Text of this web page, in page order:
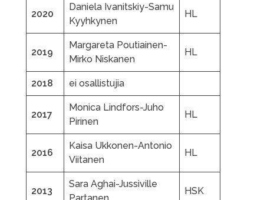
2020
Daniela Ivanitskiy-Samu
Kyyhkynen
HL
2019
Margareta Poutiainen-
Mirko Niskanen
HL
2018 ei osallistujia
2017
Monica Lindfors-Juho
Pirinen
HL
2016
Kaisa Ukkonen-Antonio
Viitanen
HL
2013
Sara Aghai-Jussiville
Partanen
HSK